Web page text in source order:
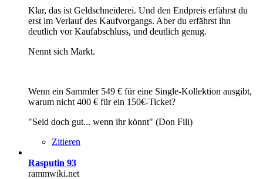
Klar, das ist Geldschneiderei. Und den Endpreis erfährst du
erst im Verlauf des Kaufvorgangs. Aber du erfährst ihn
deutlich vor Kaufabschluss, und deutlich genug.
Nennt sich Markt.
Wenn ein Sammler 549 € für eine Single-Kollektion ausgibt,
warum nicht 400 € für ein 150€-Ticket?
"Seid doch gut... wenn ihr könnt" (Don Fili)
Zitieren
Rasputin 93
rammwiki.net